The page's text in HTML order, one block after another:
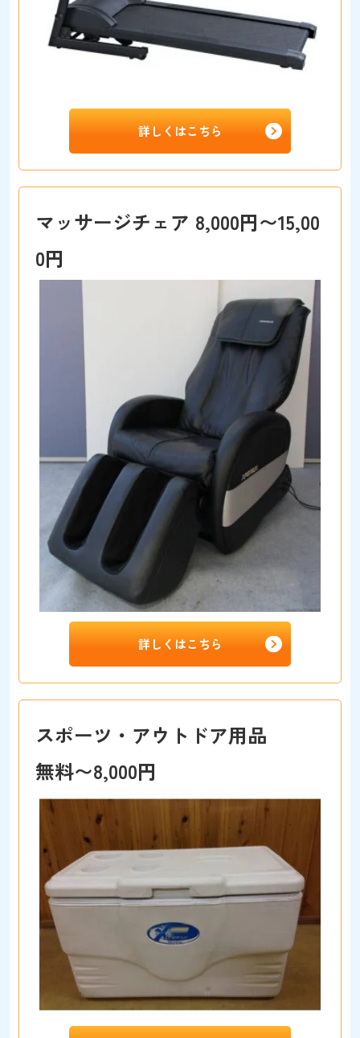
詳しくはこちら
マッサージチェア 8,000円〜15,00
0円
詳しくはこちら
スポーツ・アウトドア用品
無料〜8,000円